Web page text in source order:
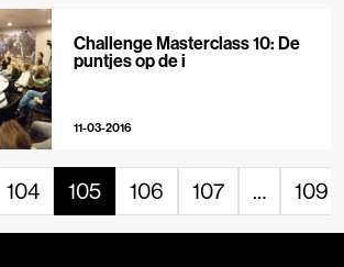
Challenge Masterclass 10: De
puntjes op de i
11-03-2016
104 105 106 107 … 109